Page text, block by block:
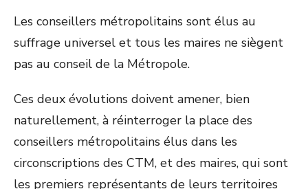
Les conseillers métropolitains sont élus au
suffrage universel et tous les maires ne siègent
pas au conseil de la Métropole.
Ces deux évolutions doivent amener, bien
naturellement, à réinterroger la place des
conseillers métropolitains élus dans les
circonscriptions des CTM, et des maires, qui sont
les premiers représentants de leurs territoires